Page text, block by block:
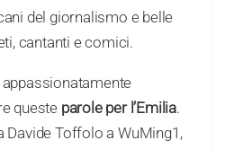
del giornalismo e belle
cantanti e comici.
queste parole per l’Emilia.
Davide Toffolo a WuMing1,